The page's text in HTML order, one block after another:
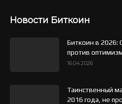
Новости Биткоин
Биткоин в 2026:
против
16.04.2026
Таинственный
2016 года, не